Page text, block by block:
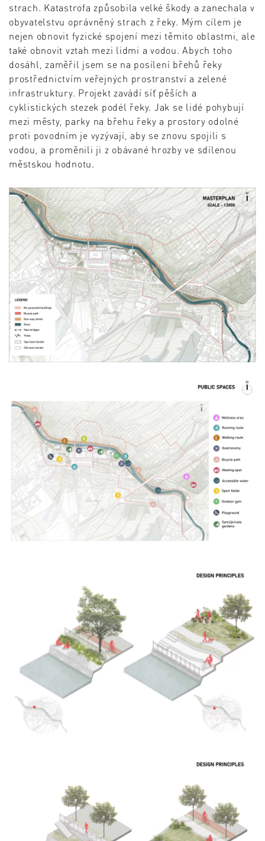
strach. Katastrofa způsobila velké škody a zanechala v
obyvatelstvu oprávněný strach z řeky. Mým cílem je
nejen obnovit fyzické spojení mezi těmito oblastmi, ale
také obnovit vztah mezi lidmi a vodou. Abych toho
dosáhl, zaměřil jsem se na posílení břehů řeky
prostřednictvím veřejných prostranství a zelené
infrastruktury. Projekt zavádí síť pěších a
cyklistických stezek podél řeky. Jak se lidé pohybují
mezi městy, parky na břehu řeky a prostory odolné
proti povodním je vyzývají, aby se znovu spojili s
vodou, a proměnili ji z obávané hrozby ve sdílenou
městskou hodnotu.